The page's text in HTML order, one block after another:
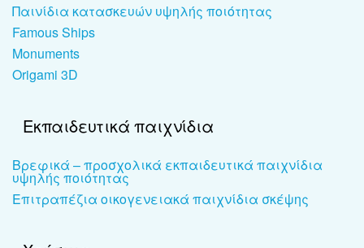
Παινίδια κατασκευών υψηλής ποιότητας
Famous Ships
Monuments
Origami 3D
Εκπαιδευτικά παιχνίδια
Βρεφικά – προσχολικά εκπαιδευτικά παιχνίδια
υψηλής ποιότητας
Επιτραπέζια οικογενειακά παιχνίδια σκέψης